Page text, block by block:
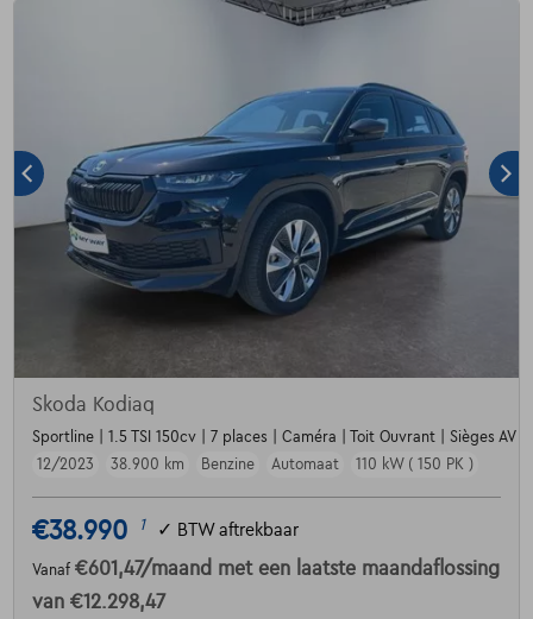
Skoda Kodiaq
Sportline | 1.5 TSI 150cv | 7 places | Caméra | Toit Ouvrant | Sièges AV
12/2023
38.900 km Benzine Automaat 110 kW ( 150 PK )
€38.990 1 ✓ BTW aftrekbaar
Vanaf €601,47/maand met een laatste maandaflossing
van €12.298,47